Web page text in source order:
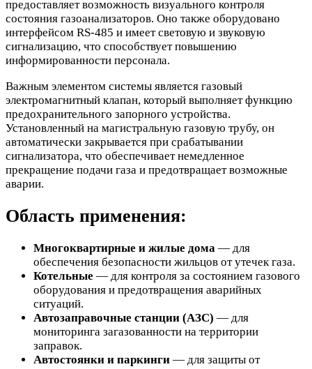
предоставляет возможность визуального контроля
состояния газоанализаторов. Оно также оборудовано
интерфейсом RS-485 и имеет световую и звуковую
сигнализацию, что способствует повышению
информированности персонала.
Важным элементом системы является газовый
электромагнитный клапан, который выполняет функцию
предохранительного запорного устройства.
Установленный на магистральную газовую трубу, он
автоматически закрывается при срабатывании
сигнализатора, что обеспечивает немедленное
прекращение подачи газа и предотвращает возможные
аварии.
Область применения:
Многоквартирные и жилые дома — для
обеспечения безопасности жильцов от утечек газа.
Котельные — для контроля за состоянием газового
оборудования и предотвращения аварийных
ситуаций.
Автозаправочные станции (АЗС) — для
мониторинга загазованности на территории
заправок.
Автостоянки и паркинги — для защиты от